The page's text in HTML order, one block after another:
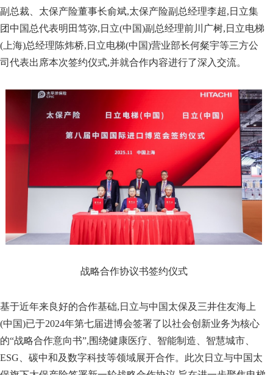
副总裁、太保产险董事长俞斌,太保产险副总经理李超,日立集
团中国总代表明田笃弥,日立(中国)副总经理前川广树,日立电梯
(上海)总经理陈炜桥,日立电梯(中国)营业部长何粲宇等三方公
司代表出席本次签约仪式,并就合作内容进行了深入交流。
战略合作协议书签约仪式
基于近年来良好的合作基础,日立与中国太保及三井住友海上
(中国)已于2024年第七届进博会签署了以社会创新业务为核心
的“战略合作意向书”,围绕健康医疗、智能制造、智慧城市、
ESG、碳中和及数字科技等领域展开合作。此次日立与中国太